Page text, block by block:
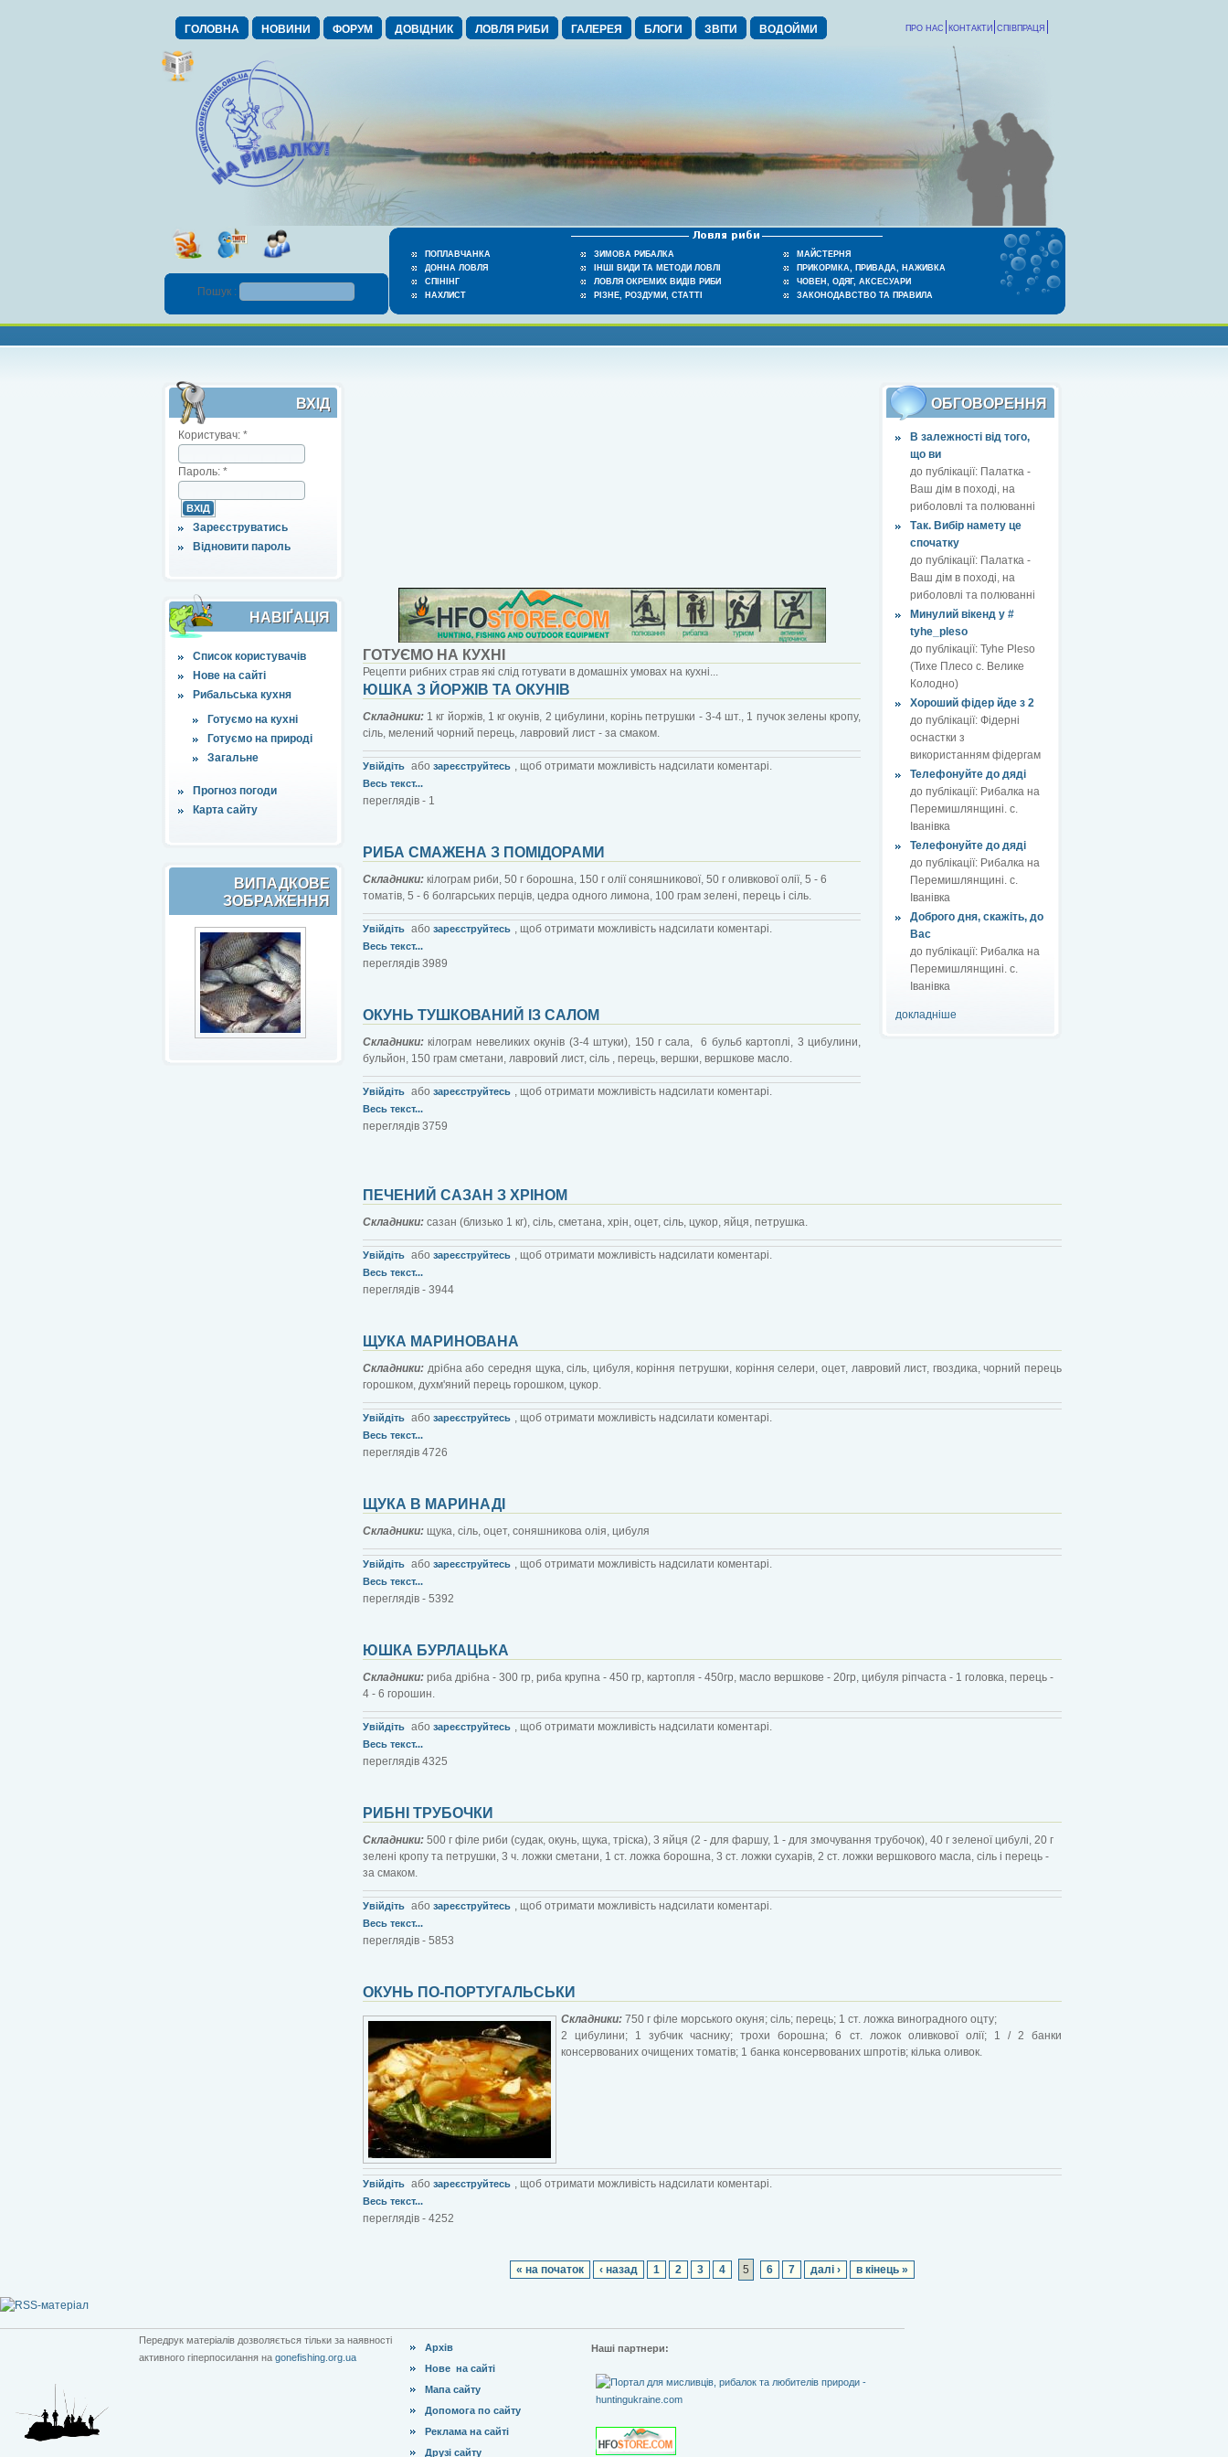
ГОЛОВНА НОВИНИ ФОРУМ ДОВІДНИК ЛОВЛЯ РИБИ ГАЛЕРЕЯ БЛОГИ ЗВІТИ ВОДОЙМИ СПІВПРАЦЯ
КОНТАКТИ
ПРО НАС
ПОПЛАВЧАНКА
ДОННА ЛОВЛЯ
СПІНІНГ
НАХЛИСТ
ЗИМОВА РИБАЛКА
ІНШІ ВИДИ ТА МЕТОДИ ЛОВЛІ
ЛОВЛЯ ОКРЕМИХ ВИДІВ РИБИ
РІЗНЕ, РОЗДУМИ, СТАТТІ
МАЙСТЕРНЯ
ПРИКОРМКА, ПРИВАДА, НАЖИВКА
ЧОВЕН, ОДЯГ, АКСЕСУАРИ
ЗАКОНОДАВСТВО ТА ПРАВИЛА
Пошук :
ВХІД
Користувач: *
Пароль: *
Зареєструватись
Відновити пароль
НАВІҐАЦІЯ
Список користувачів
Нове на сайті
Рибальська кухня
Готуємо на кухні
Готуємо на природі
Загальне
Прогноз погоди
Карта сайту
ВИПАДКОВЕ
ЗОБРАЖЕННЯ
ОБГОВОРЕННЯ
В залежності від того,
що ви
до публікації: Палатка -
Ваш дім в поході, на
риболовлі та полюванні
Так. Вибір намету це
спочатку
до публікації: Палатка -
Ваш дім в поході, на
риболовлі та полюванні
Минулий вікенд у #
tyhe_pleso
до публікації: Tyhe Pleso
(Тихе Плесо с. Велике
Колодно)
Хороший фідер йде з 2
до публікації: Фідерні
оснастки з
використанням фідергам
Телефонуйте до дяді
до публікації: Рибалка на
Перемишлянщині. с.
Іванівка
Телефонуйте до дяді
до публікації: Рибалка на
Перемишлянщині. с.
Іванівка
Доброго дня, скажіть, до
Вас
до публікації: Рибалка на
Перемишлянщині. с.
Іванівка
докладніше
ГОТУЄМО НА КУХНІ
Рецепти рибних страв які слід готувати в домашніх умовах на кухні...
ЮШКА З ЙОРЖІВ ТА ОКУНІВ
Складники: 1 кг йоржів, 1 кг окунів, 2 цибулини, корінь петрушки - 3-4 шт., 1 пучок зелены кропу,
сіль, мелений чорний перець, лавровий лист - за смаком.
Увійдіть або зареєструйтесь , щоб отримати можливість надсилати коментарі.
Весь текст...
переглядів - 1
РИБА СМАЖЕНА З ПОМІДОРАМИ
Складники: кілограм риби, 50 г борошна, 150 г олії соняшникової, 50 г оливкової олії, 5 - 6
томатів, 5 - 6 болгарських перців, цедра одного лимона, 100 грам зелені, перець і сіль.
Увійдіть або зареєструйтесь , щоб отримати можливість надсилати коментарі.
Весь текст...
переглядів 3989
ОКУНЬ ТУШКОВАНИЙ ІЗ САЛОМ
Складники: кілограм невеликих окунів (3-4 штуки), 150 г сала, 6 бульб картоплі, 3 цибулини,
бульйон, 150 грам сметани, лавровий лист, сіль , перець, вершки, вершкове масло.
Увійдіть або зареєструйтесь , щоб отримати можливість надсилати коментарі.
Весь текст...
переглядів 3759
ПЕЧЕНИЙ САЗАН З ХРІНОМ
Складники: сазан (близько 1 кг), сіль, сметана, хрін, оцет, сіль, цукор, яйця, петрушка.
Увійдіть або зареєструйтесь , щоб отримати можливість надсилати коментарі.
Весь текст...
переглядів - 3944
ЩУКА МАРИНОВАНА
Складники: дрібна або середня щука, сіль, цибуля, коріння петрушки, коріння селери, оцет, лавровий лист, гвоздика, чорний перець
горошком, духм'яний перець горошком, цукор.
Увійдіть або зареєструйтесь , щоб отримати можливість надсилати коментарі.
Весь текст...
переглядів 4726
ЩУКА В МАРИНАДІ
Складники: щука, сіль, оцет, соняшникова олія, цибуля
Увійдіть або зареєструйтесь , щоб отримати можливість надсилати коментарі.
Весь текст...
переглядів - 5392
ЮШКА БУРЛАЦЬКА
Складники: риба дрібна - 300 гр, риба крупна - 450 гр, картопля - 450гр, масло вершкове - 20гр, цибуля ріпчаста - 1 головка, перець -
4 - 6 горошин.
Увійдіть або зареєструйтесь , щоб отримати можливість надсилати коментарі.
Весь текст...
переглядів 4325
РИБНІ ТРУБОЧКИ
Складники: 500 г філе риби (судак, окунь, щука, тріска), 3 яйця (2 - для фаршу, 1 - для змочування трубочок), 40 г зеленої цибулі, 20 г
зелені кропу та петрушки, 3 ч. ложки сметани, 1 ст. ложка борошна, 3 ст. ложки сухарів, 2 ст. ложки вершкового масла, сіль і перець -
за смаком.
Увійдіть або зареєструйтесь , щоб отримати можливість надсилати коментарі.
Весь текст...
переглядів - 5853
ОКУНЬ ПО-ПОРТУГАЛЬСЬКИ
Складники: 750 г філе морського окуня; сіль; перець; 1 ст. ложка виноградного оцту;
2 цибулини; 1 зубчик часнику; трохи борошна; 6 ст. ложок оливкової олії; 1 / 2 банки
консервованих очищених томатів; 1 банка консервованих шпротів; кілька оливок.
Увійдіть або зареєструйтесь , щоб отримати можливість надсилати коментарі.
Весь текст...
переглядів - 4252
« на початок ‹ назад 1 2 3 4 5 6 7 далі › в кінець »
Передрук матеріалів дозволяється тільки за наявності
активного гіперпосилання на gonefishing.org.ua
Архів
Нове на сайті
Мапа сайту
Допомога по сайту
Реклама на сайті
Друзі сайту
Наші партнери: